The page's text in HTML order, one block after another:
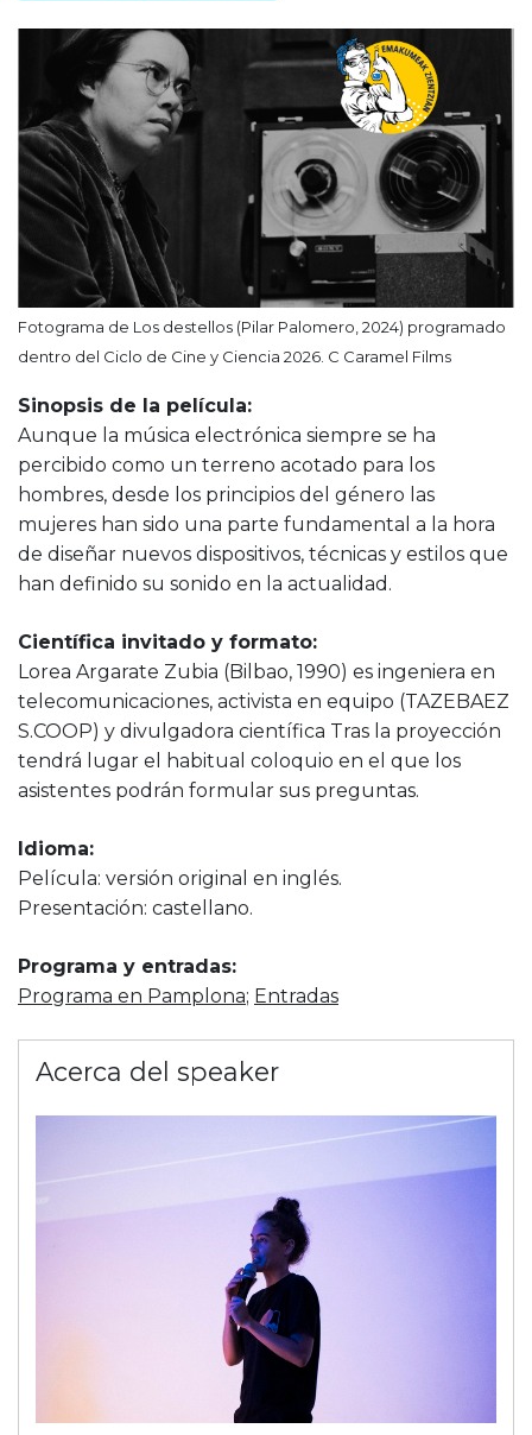
Fotograma de Los destellos (Pilar Palomero, 2024) programado
dentro del Ciclo de Cine y Ciencia 2026. C Caramel Films
Sinopsis de la película:
Aunque la música electrónica siempre se ha
percibido como un terreno acotado para los
hombres, desde los principios del género las
mujeres han sido una parte fundamental a la hora
de diseñar nuevos dispositivos, técnicas y estilos que
han definido su sonido en la actualidad.
Científica invitado y formato:
Lorea Argarate Zubia (Bilbao, 1990) es ingeniera en
telecomunicaciones, activista en equipo (TAZEBAEZ
S.COOP) y divulgadora científica Tras la proyección
tendrá lugar el habitual coloquio en el que los
asistentes podrán formular sus preguntas.
Idioma:
Película: versión original en inglés.
Presentación: castellano.
Programa y entradas:
Programa en Pamplona; Entradas
Acerca del speaker